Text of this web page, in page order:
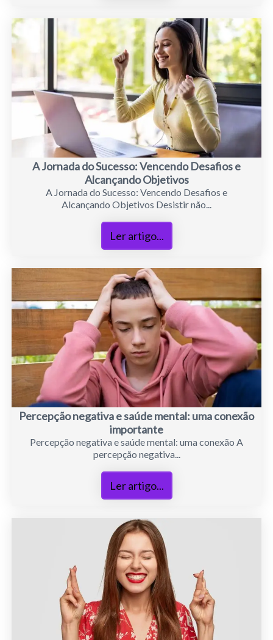
A Jornada do Sucesso: Vencendo Desafios e
Alcançando Objetivos
A Jornada do Sucesso: Vencendo Desafios e
Alcançando Objetivos Desistir não...
Ler artigo...
Percepção negativa e saúde mental: uma conexão
importante
Percepção negativa e saúde mental: uma conexão A
percepção negativa...
Ler artigo...